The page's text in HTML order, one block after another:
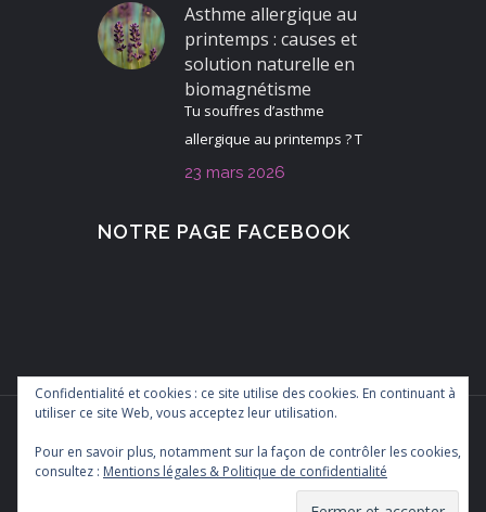
Asthme allergique au
printemps : causes et
solution naturelle en
biomagnétisme
Tu souffres d’asthme
allergique au printemps ? T
23 mars 2026
NOTRE PAGE FACEBOOK
Confidentialité et cookies : ce site utilise des cookies. En continuant à
utiliser ce site Web, vous acceptez leur utilisation.
Pour en savoir plus, notamment sur la façon de contrôler les cookies,
consultez : Mentions légales & Politique de confidentialité